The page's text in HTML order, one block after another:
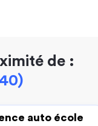
de :
auto école